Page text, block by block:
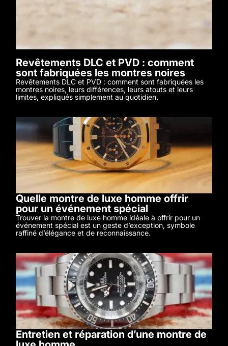
Revêtements DLC et PVD : comment
sont fabriquées les montres noires
Revêtements DLC et PVD : comment sont fabriquées les
montres noires, leurs différences, leurs atouts et leurs
limites, expliqués simplement au quotidien.
Quelle montre de luxe homme offrir
pour un événement spécial
Trouver la montre de luxe homme idéale à offrir pour un
événement spécial est un geste d’exception, symbole
raffiné d’élégance et de reconnaissance.
Entretien et réparation d’une montre de